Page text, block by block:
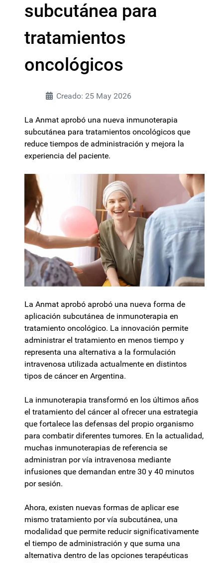
subcutánea para
tratamientos
oncológicos
Creado: 25 May 2026
La Anmat aprobó una nueva inmunoterapia
subcutánea para tratamientos oncológicos que
reduce tiempos de administración y mejora la
experiencia del paciente.
La Anmat aprobó aprobó una nueva forma de
aplicación subcutánea de inmunoterapia en
tratamiento oncológico. La innovación permite
administrar el tratamiento en menos tiempo y
representa una alternativa a la formulación
intravenosa utilizada actualmente en distintos
tipos de cáncer en Argentina.
La inmunoterapia transformó en los últimos años
el tratamiento del cáncer al ofrecer una estrategia
que fortalece las defensas del propio organismo
para combatir diferentes tumores. En la actualidad,
muchas inmunoterapias de referencia se
administran por vía intravenosa mediante
infusiones que demandan entre 30 y 40 minutos
por sesión.
Ahora, existen nuevas formas de aplicar ese
mismo tratamiento por vía subcutánea, una
modalidad que permite reducir significativamente
el tiempo de administración y que suma una
alternativa dentro de las opciones terapéuticas